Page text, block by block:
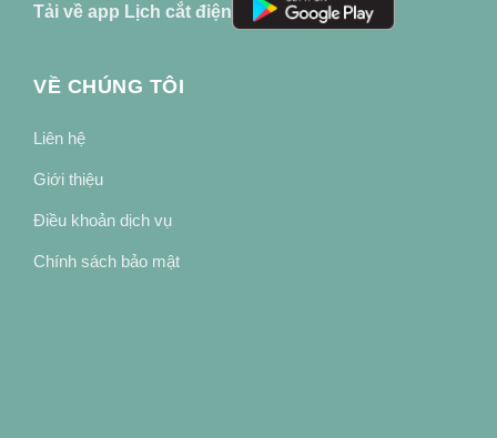
Tải về app Lịch cắt điện
VỀ CHÚNG TÔI
Liên hệ
Giới thiệu
Điều khoản dịch vụ
Chính sách bảo mật